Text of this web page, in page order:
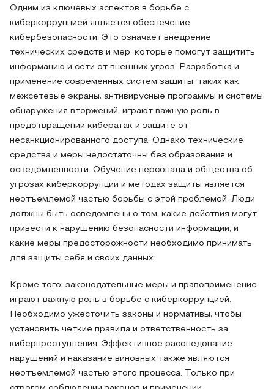
Одним из ключевых аспектов в борьбе с
киберкоррупцией является обеспечение
кибербезопасности. Это означает внедрение
технических средств и мер, которые помогут защитить
информацию и сети от внешних угроз. Разработка и
применение современных систем защиты, таких как
межсетевые экраны, антивирусные программы и системы
обнаружения вторжений, играют важную роль в
предотвращении кибератак и защите от
несанкционированного доступа. Однако технические
средства и меры недостаточны без образования и
осведомленности. Обучение персонала и общества об
угрозах киберкоррупции и методах защиты является
неотъемлемой частью борьбы с этой проблемой. Люди
должны быть осведомлены о том, какие действия могут
привести к нарушению безопасности информации, и
какие меры предосторожности необходимо принимать
для защиты себя и своих данных.
Кроме того, законодательные меры и правоприменение
играют важную роль в борьбе с киберкоррупцией.
Необходимо ужесточить законы и нормативы, чтобы
установить четкие правила и ответственность за
киберпреступления. Эффективное расследование
нарушений и наказание виновных также являются
неотъемлемой частью этого процесса. Только при